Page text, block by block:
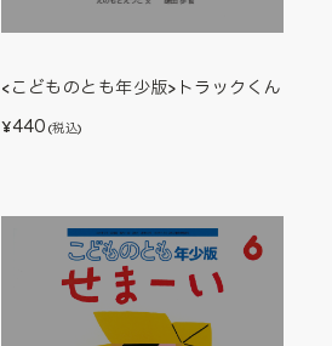
<こどものとも年少版>トラックくん
¥440 (税込)